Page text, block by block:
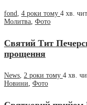
fond, 4 роки тому 4 хв.
Молитва, Фото
Святий Тит
прощення
News, 2 роки тому 4 хв.
Новини, Фото